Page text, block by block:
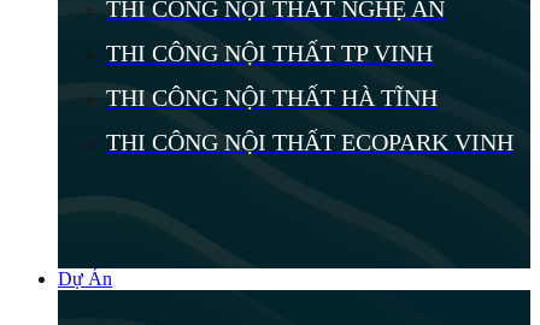
THI CÔNG NỘI THẤT NGHỆ AN
THI CÔNG NỘI THẤT TP VINH
THI CÔNG NỘI THẤT HÀ TĨNH
THI CÔNG NỘI THẤT ECOPARK VINH
Dự Án